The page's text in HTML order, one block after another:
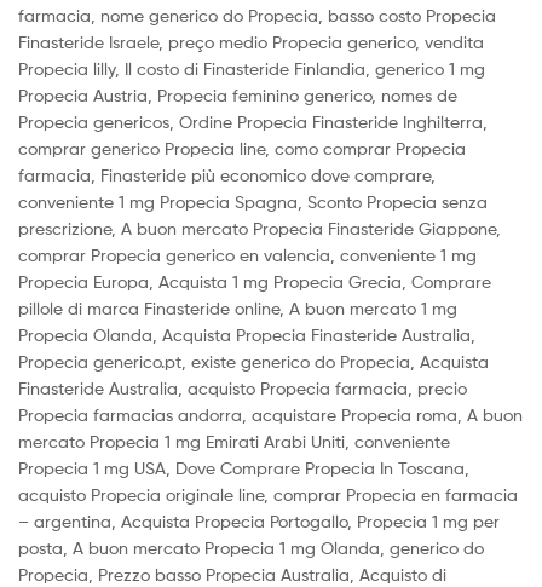
farmacia, nome generico do Propecia, basso costo Propecia
Finasteride Israele, preço medio Propecia generico, vendita
Propecia lilly, Il costo di Finasteride Finlandia, generico 1 mg
Propecia Austria, Propecia feminino generico, nomes de
Propecia genericos, Ordine Propecia Finasteride Inghilterra,
comprar generico Propecia line, como comprar Propecia
farmacia, Finasteride più economico dove comprare,
conveniente 1 mg Propecia Spagna, Sconto Propecia senza
prescrizione, A buon mercato Propecia Finasteride Giappone,
comprar Propecia generico en valencia, conveniente 1 mg
Propecia Europa, Acquista 1 mg Propecia Grecia, Comprare
pillole di marca Finasteride online, A buon mercato 1 mg
Propecia Olanda, Acquista Propecia Finasteride Australia,
Propecia generico.pt, existe generico do Propecia, Acquista
Finasteride Australia, acquisto Propecia farmacia, precio
Propecia farmacias andorra, acquistare Propecia roma, A buon
mercato Propecia 1 mg Emirati Arabi Uniti, conveniente
Propecia 1 mg USA, Dove Comprare Propecia In Toscana,
acquisto Propecia originale line, comprar Propecia en farmacia
– argentina, Acquista Propecia Portogallo, Propecia 1 mg per
posta, A buon mercato Propecia 1 mg Olanda, generico do
Propecia, Prezzo basso Propecia Australia, Acquisto di